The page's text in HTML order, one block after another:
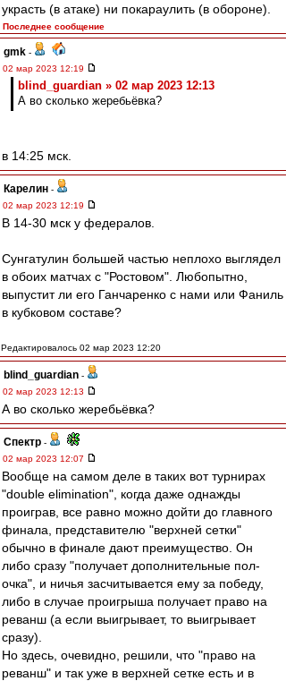
украсть (в атаке) ни покараулить (в обороне).
Последнее сообщение
gmk -
02 мар 2023 12:19
blind_guardian » 02 мар 2023 12:13
А во сколько жеребьёвка?
в 14:25 мск.
Карелин -
02 мар 2023 12:19
В 14-30 мск у федералов.
Сунгатулин большей частью неплохо выглядел
в обоих матчах с "Ростовом". Любопытно,
выпустит ли его Ганчаренко с нами или Фаниль
в кубковом составе?
Редактировалось 02 мар 2023 12:20
blind_guardian -
02 мар 2023 12:13
А во сколько жеребьёвка?
Спектр -
02 мар 2023 12:07
Вообще на самом деле в таких вот турнирах
"double elimination", когда даже однажды
проиграв, все равно можно дойти до главного
финала, представителю "верхней сетки"
обычно в финале дают преимущество. Он
либо сразу "получает дополнительные пол-
очка", и ничья засчитывается ему за победу,
либо в случае проигрыша получает право на
реванш (а если выигрывает, то выигрывает
сразу).
Но здесь, очевидно, решили, что "право на
реванш" и так уже в верхней сетке есть и в